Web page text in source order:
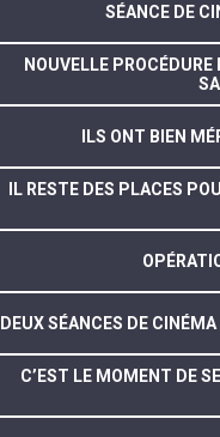
SÉANCE DE
NOUVELLE
ILS ONT BIEN
IL RESTE DES PLACES
DEUX SÉANCES DE
C’EST LE MOMENT DE